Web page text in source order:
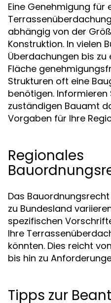
Eine Genehmigung für
abhängig von der
Konstruktion. In vielen
Überdachungen bis
Fläche
Strukturen oft eine
benötigen. Informieren
zuständigen Bauamt
Vorgaben für Ihre
Regionales
Das
zu Bundesland
spezifischen
Ihre
könnten. Dies reicht
bis hin zu
Tipps zur